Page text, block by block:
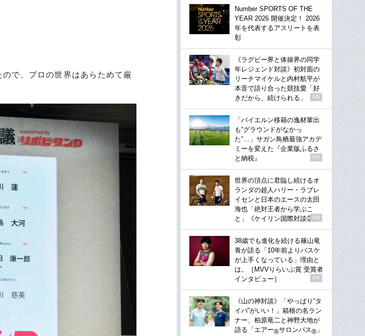
で、プロの世界はあらためて厳
Number SPORTS OF THE
YEAR 2026 開催決定！ 2026
年を代表するアスリートを表
彰
《ラグビー界と体操界の同学
年レジェンド対談》初対面の
リーチマイケルと内村航平が
本音で語り合った競技愛「好
きだから、続けられる」
PR
「バイエルン移籍の逸材輩出
も“グラウンドがなかっ
た”…」サガン鳥栖最強アカデ
ミーを変えた『企業版ふるさ
と納税』
PR
世界の頂点に君臨し続けるオ
ランダの超人ハリー・ラブレ
イセンと日本のエースの太田
海也「絶対王者から学ぶこ
と」《ケイリン国際対談②》
PR
38歳でも進化を続ける篠山竜
青が語る「10年前よりバスケ
が上手くなっている」理由と
は。［MVVりらいぶ賞 受賞者
インタビュー］
PR
《山の神対談》「やっぱり“タ
イパ”がいい！」箱根の名ラン
ナー、柏原竜二と神野大地が
語る「エアー®サロンパス® 」